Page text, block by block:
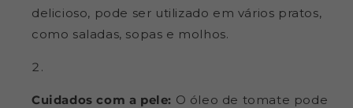
delicioso, pode ser utilizado em vários pratos,
como saladas, sopas e molhos.
Cuidados com a pele: O óleo de tomate pode